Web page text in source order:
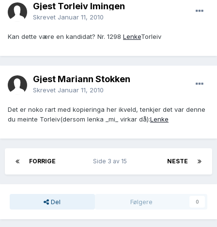
Gjest Torleiv Imingen
Skrevet Januar 11, 2010
Kan dette være en kandidat? Nr. 1298 LenkeTorleiv
Gjest Mariann Stokken
Skrevet Januar 11, 2010
Det er noko rart med kopieringa her ikveld, tenkjer det var denne
du meinte Torleiv(dersom lenka _mi_ virkar då):Lenke
FORRIGE NESTE
Side 3 av 15
Del Følgere 0